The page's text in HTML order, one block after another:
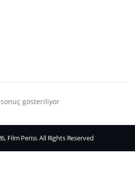
gösteriliyor
Film Perisi. All Rights Reserved